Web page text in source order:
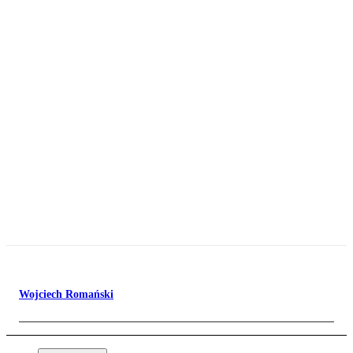
Wojciech Romański